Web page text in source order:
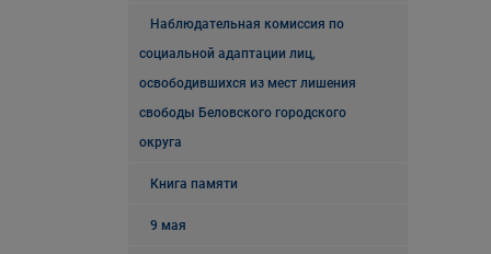
Наблюдательная комиссия по
социальной адаптации лиц,
освободившихся из мест лишения
свободы Беловского городского
округа
Книга памяти
9 мая